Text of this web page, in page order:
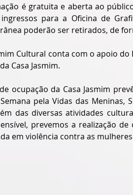
é gratuita e aberta ao
para a Oficina de
poderão ser retirados, de
Cultural conta com o apoio
Casa Jasmim.
ocupação da Casa Jasmim
pela Vidas das Meninas,
das diversas atividades
prevemos a realização
em violência contra as